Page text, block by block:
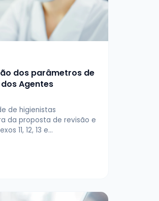
dos parâmetros de
Agentes
de higienistas
da proposta de revisão e
11, 12, 13 e…